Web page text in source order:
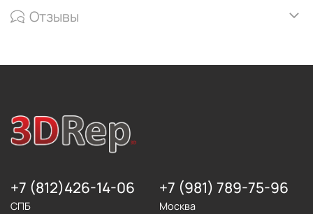
Отзывы
+7 (812)426-14-06
СПБ
+7 (981) 789-75-96
Москва